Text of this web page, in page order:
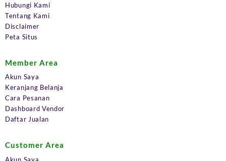
Hubungi Kami
Tentang Kami
Disclaimer
Peta Situs
Member Area
Akun Saya
Keranjang Belanja
Cara Pesanan
Dashboard Vendor
Daftar Jualan
Customer Area